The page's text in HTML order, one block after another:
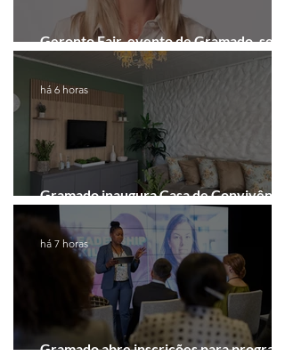
Geronto Fair, evento de Gramado, será
realizada em formato digital
Gramado inaugura Casa de Convivência
dedicada às mulheres
há 6 horas
Gramado abre inscrições para programa
há 7 horas